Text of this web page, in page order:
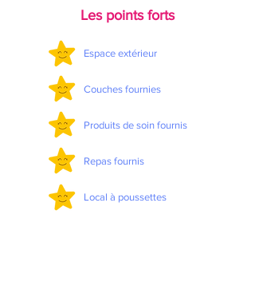
Les points forts
Espace extérieur
Couches fournies
Produits de soin fournis
Repas fournis
Local à poussettes